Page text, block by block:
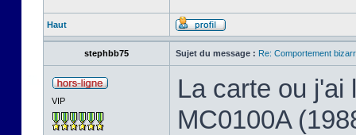
Haut
stephbb75 Sujet du message : Re: Comportement
VIP
La carte ou j'ai
MC0100A